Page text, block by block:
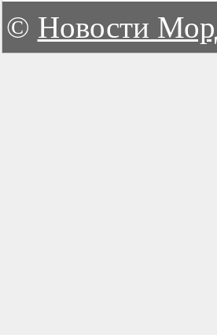
© Новости